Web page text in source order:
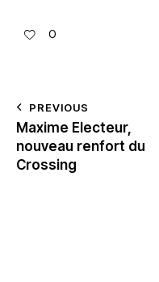
0
PREVIOUS
Maxime Electeur,
nouveau renfort du
Crossing